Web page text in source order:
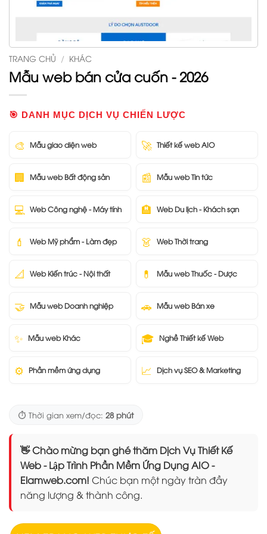
TRANG CHỦ / KHÁC
Mẫu web bán cửa cuốn - 2026
🎯 DANH MỤC DỊCH VỤ CHIẾN LƯỢC
🎨 Mẫu giao diện web 🚀 Thiết kế web AIO
🏢 Mẫu web Bất động sản 📰 Mẫu web Tin tức
💻 Web Công nghệ - Máy tính 🏨 Web Du lịch - Khách sạn
💄 Web Mỹ phẩm - Làm đẹp 👗 Web Thời trang
📐 Web Kiến trúc - Nội thất 💊 Mẫu web Thuốc - Dược
🤝 Mẫu web Doanh nghiệp 🚗 Mẫu web Bán xe
✨ Mẫu web Khác 🎓 Nghề Thiết kế Web
⚙️ Phần mềm ứng dụng 📈 Dịch vụ SEO & Marketing
⏱️ Thời gian xem/đọc: 28 phút
👋 Chào mừng bạn ghé thăm Dịch Vụ Thiết Kế
Web - Lập Trình Phần Mềm Ứng Dụng AIO -
Elamweb.com! Chúc bạn một ngày tràn đầy
năng lượng & thành công.